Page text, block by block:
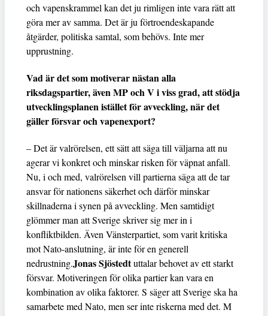
och vapenskrammel kan det ju rimligen inte vara rätt att
göra mer av samma. Det är ju förtroendeskapande
åtgärder, politiska samtal, som behövs. Inte mer
upprustning.
Vad är det som motiverar nästan alla
riksdagspartier, även MP och V i viss grad, att stödja
utvecklingsplanen istället för avveckling, när det
gäller försvar och vapenexport?
– Det är valrörelsen, ett sätt att säga till väljarna att nu
agerar vi konkret och minskar risken för väpnat anfall.
Nu, i och med, valrörelsen vill partierna säga att de tar
ansvar för nationens säkerhet och därför minskar
skillnaderna i synen på avveckling. Men samtidigt
glömmer man att Sverige skriver sig mer in i
konfliktbilden. Även Vänsterpartiet, som varit kritiska
mot Nato-anslutning, är inte för en generell
nedrustning.Jonas Sjöstedtuttalar behovet av ett starkt
försvar. Motiveringen för olika partier kan vara en
kombination av olika faktorer. S säger att Sverige ska ha
samarbete med Nato, men ser inte riskerna med det. M